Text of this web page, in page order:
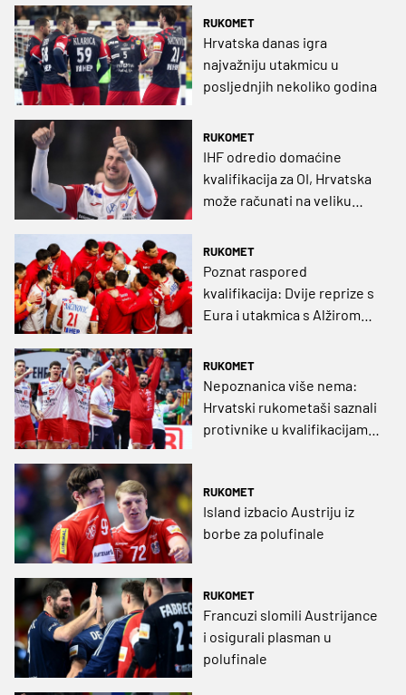
RUKOMET
Hrvatska danas igra
najvažniju utakmicu u
posljednjih nekoliko godina
RUKOMET
IHF odredio domaćine
kvalifikacija za OI, Hrvatska
može računati na veliku
RUKOMET
Poznat raspored
kvalifikacija: Dvije reprize s
Eura i utakmica s Alžirom
RUKOMET
Nepoznanica više nema:
Hrvatski rukometaši saznali
protivnike u kvalifikacijama
RUKOMET
Island izbacio Austriju iz
borbe za polufinale
RUKOMET
Francuzi slomili Austrijance
i osigurali plasman u
polufinale